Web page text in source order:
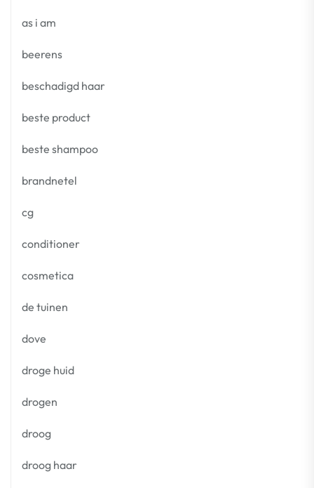
as i am
beerens
beschadigd haar
beste product
beste shampoo
brandnetel
cg
conditioner
cosmetica
de tuinen
dove
droge huid
drogen
droog
droog haar